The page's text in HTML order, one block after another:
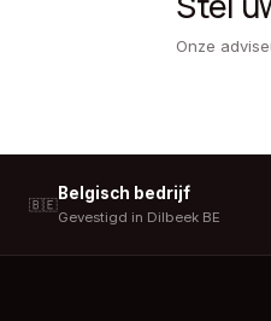
Onze
🇧🇪
Belgisch bedrijf
Gevestigd in Dilbeek BE